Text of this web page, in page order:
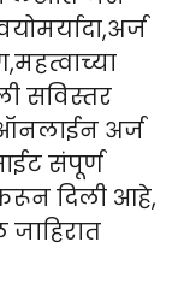
सविस्तर
अर्ज
संपूर्ण
दिली आहे,
जाहिरात